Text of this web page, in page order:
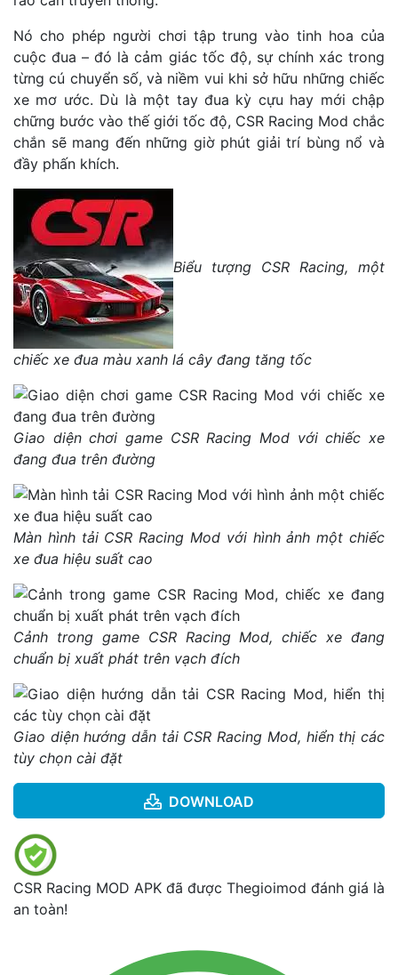
Nó cho phép người chơi tập trung vào tinh hoa của
cuộc đua – đó là cảm giác tốc độ, sự chính xác trong
từng cú chuyển số, và niềm vui khi sở hữu những chiếc
xe mơ ước. Dù là một tay đua kỳ cựu hay mới chập
chững bước vào thế giới tốc độ, CSR Racing Mod chắc
chắn sẽ mang đến những giờ phút giải trí bùng nổ và
đầy phấn khích.
Biểu tượng CSR Racing, một
chiếc xe đua màu xanh lá cây đang tăng tốc
Giao diện chơi game CSR Racing Mod với chiếc xe
đang đua trên đường
Màn hình tải CSR Racing Mod với hình ảnh một chiếc
xe đua hiệu suất cao
Cảnh trong game CSR Racing Mod, chiếc xe đang
chuẩn bị xuất phát trên vạch đích
Giao diện hướng dẫn tải CSR Racing Mod, hiển thị các
tùy chọn cài đặt
DOWNLOAD
CSR Racing MOD APK đã được Thegioimod đánh giá là
an toàn!